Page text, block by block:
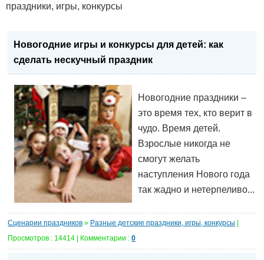
праздники, игры, конкурсы
Новогодние игры и конкурсы для детей: как
сделать нескучный праздник
Новогодние праздники –
это время тех, кто верит в
чудо. Время детей.
Взрослые никогда не
смогут желать
наступления Нового года
так жадно и нетерпеливо...
Сценарии праздников » Разные детские праздники, игры, конкурсы |
Просмотров : 14414 | Комментарии : 0